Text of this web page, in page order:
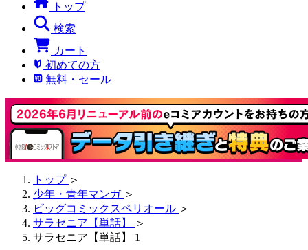
トップ
検索
カート
初めての方
無料・セール
トップ ＞
少年・青年マンガ ＞
ビッグコミックスペリオール ＞
サラセニア【単話】
＞
サラセニア【単話】 1